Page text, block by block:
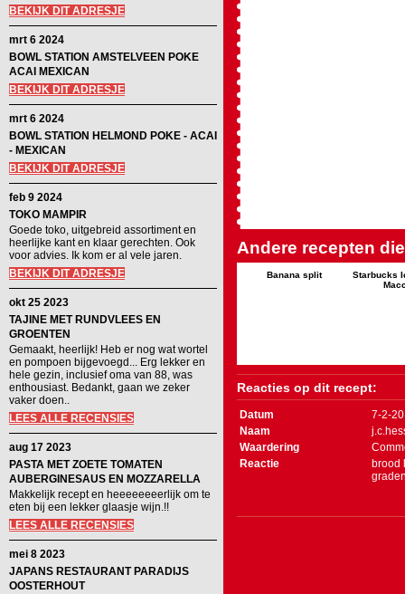
BEKIJK DIT ADRESJE
mrt 6 2024
BOWL STATION AMSTELVEEN POKE
ACAI MEXICAN
BEKIJK DIT ADRESJE
mrt 6 2024
BOWL STATION HELMOND POKE - ACAI
- MEXICAN
BEKIJK DIT ADRESJE
feb 9 2024
TOKO MAMPIR
Goede toko, uitgebreid assortiment en
heerlijke kant en klaar gerechten. Ook
voor advies. Ik kom er al vele jaren.
BEKIJK DIT ADRESJE
okt 25 2023
TAJINE MET RUNDVLEES EN
GROENTEN
Gemaakt, heerlijk! Heb er nog wat wortel
en pompoen bijgevoegd... Erg lekker en
hele gezin, inclusief oma van 88, was
enthousiast. Bedankt, gaan we zeker
vaker doen..
LEES ALLE RECENSIES
aug 17 2023
PASTA MET ZOETE TOMATEN
AUBERGINESAUS EN MOZZARELLA
Makkelijk recept en heeeeeeeerlijk om te
eten bij een lekker glaasje wijn.!!
LEES ALLE RECENSIES
mei 8 2023
JAPANS RESTAURANT PARADIJS
OOSTERHOUT
Andere recepten
Banana split
Starbucks
Reacties op dit recept:
Datum
7-2-
Naam
Waardering
Reactie
brood